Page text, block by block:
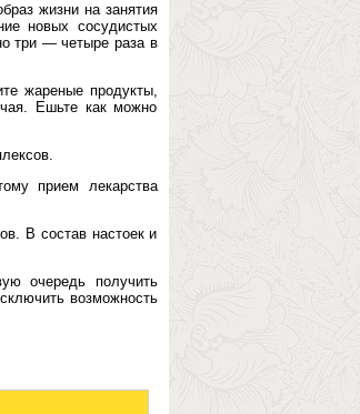
жизни на занятия
новых сосудистых
три — четыре раза в
жареные продукты,
Ешьте как можно
прием лекарства
В состав настоек и
очередь получить
возможность